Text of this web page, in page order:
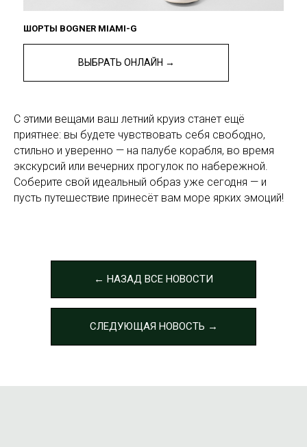
ШОРТЫ BOGNER MIAMI-G
ВЫБРАТЬ ОНЛАЙН →
С этими вещами ваш летний круиз станет ещё
приятнее: вы будете чувствовать себя свободно,
стильно и уверенно — на палубе корабля, во время
экскурсий или вечерних прогулок по набережной.
Соберите свой идеальный образ уже сегодня — и
пусть путешествие принесёт вам море ярких эмоций!
← НАЗАД ВСЕ НОВОСТИ
СЛЕДУЮЩАЯ НОВОСТЬ →